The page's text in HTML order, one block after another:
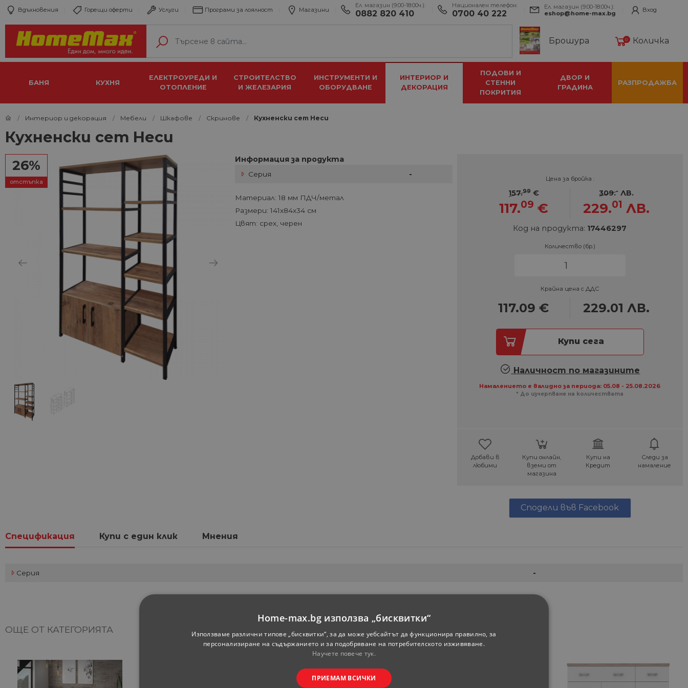
Вдъхновения Горещи оферти Услуги Програми за лоялност Магазини
Ел. магазин (9:00-18:00ч.):
0882 820 410
Национален телефон:
0700 40 222
Ел. магазин (9:00-18:00ч.):
eshop@home-max.bg
Вход
Брошура 0 Количка
БАНЯ КУХНЯ
ЕЛЕКТРОУРЕДИ И
ОТОПЛЕНИЕ
СТРОИТЕЛСТВО
И ЖЕЛЕЗАРИЯ
ИНСТРУМЕНТИ И
ОБОРУДВАНЕ
ИНТЕРИОР И
ДЕКОРАЦИЯ
ПОДОВИ И
СТЕННИ
ПОКРИТИЯ
ДВОР И
ГРАДИНА
РАЗПРОДАЖБА
Интериор и декорация Мебели Шкафове Скринове Кухненски сет Неси
Кухненски сет Неси
26%
отстъпка
Информация за продукта
Серия -
Материал: 18 мм ПДЧ/метал
Размери: 141х84х34 см
Цвят: cрех, черен
Цена за бройка :
157.99 €
117.09 €
309.- ЛВ.
229.01 ЛВ.
Код на продукта: 17446297
Количество (бр.)
Крайна цена с ДДС
117.09 € 229.01 ЛВ.
Купи сега
Наличност по магазините
Намалението е валидно за периода: 05.08 - 25.08.2026
* До изчерпване на количествата
Добави в
любими
Купи онлайн,
вземи от
магазина
Купи на
Кредит
Следи за
намаление
Сподели във Facebook
Спецификация Купи с един клик Мнения
Серия -
ОЩЕ ОТ КАТЕГОРИЯТА
Home-max.bg използва „бисквитки“
Използваме различни типове „бисквитки“, за да може уебсайтът да функционира правилно, за
персонализиране на съдържанието и за подобряване на потребителското изживяване.
Научете повече тук.
ПРИЕМАМ ВСИЧКИ